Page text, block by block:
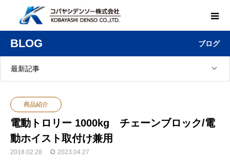
BLOG ブログ
最新記事
商品紹介
電動トロリー 1000kg チェーンブロック/電
動ホイスト取付け兼用
2018.02.28 2023.04.27